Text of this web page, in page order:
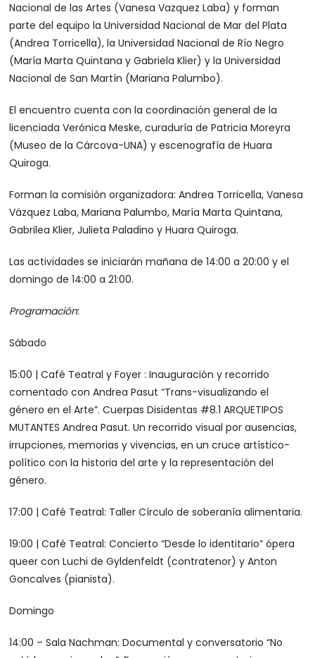
Nacional de las Artes (Vanesa Vazquez Laba) y forman
parte del equipo la Universidad Nacional de Mar del Plata
(Andrea Torricella), la Universidad Nacional de Río Negro
(María Marta Quintana y Gabriela Klier) y la Universidad
Nacional de San Martín (Mariana Palumbo).
El encuentro cuenta con la coordinación general de la
licenciada Verónica Meske, curaduría de Patricia Moreyra
(Museo de la Cárcova-UNA) y escenografía de Huara
Quiroga.
Forman la comisión organizadora: Andrea Torricella, Vanesa
Vázquez Laba, Mariana Palumbo, María Marta Quintana,
Gabrilea Klier, Julieta Paladino y Huara Quiroga.
Las actividades se iniciarán mañana de 14:00 a 20:00 y el
domingo de 14:00 a 21:00.
Programación:
Sábado
15:00 | Café Teatral y Foyer : Inauguración y recorrido
comentado con Andrea Pasut “Trans-visualizando el
género en el Arte”. Cuerpas Disidentas #8.1 ARQUETIPOS
MUTANTES Andrea Pasut. Un recorrido visual por ausencias,
irrupciones, memorias y vivencias, en un cruce artístico-
político con la historia del arte y la representación del
género.
17:00 | Café Teatral: Taller Círculo de soberanía alimentaria.
19:00 | Café Teatral: Concierto “Desde lo identitario” ópera
queer con Luchi de Gyldenfeldt (contratenor) y Anton
Goncalves (pianista).
Domingo
14:00 – Sala Nachman: Documental y conversatorio “No